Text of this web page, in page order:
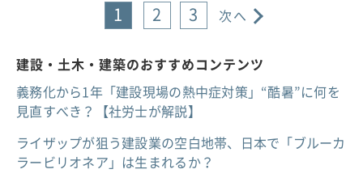
1 2 3 次へ
建設・土木・建築のおすすめコンテンツ
義務化から1年「建設現場の熱中症対策」“酷暑”に何を
見直すべき？【社労士が解説】
ライザップが狙う建設業の空白地帯、日本で「ブルーカ
ラービリオネア」は生まれるか？